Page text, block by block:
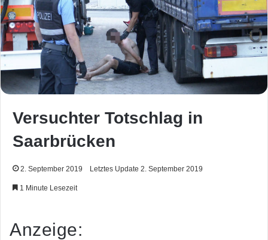
Versuchter Totschlag in
Saarbrücken
2. September 2019 Letztes Update 2. September 2019
1 Minute Lesezeit
Anzeige: